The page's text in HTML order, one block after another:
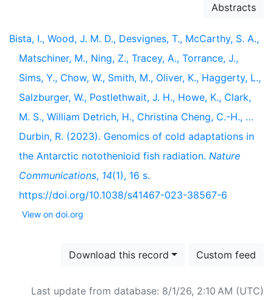
Abstracts
Bista, I., Wood, J. M. D., Desvignes, T., McCarthy, S. A.,
Matschiner, M., Ning, Z., Tracey, A., Torrance, J.,
Sims, Y., Chow, W., Smith, M., Oliver, K., Haggerty, L.,
Salzburger, W., Postlethwait, J. H., Howe, K., Clark,
M. S., William Detrich, H., Christina Cheng, C.-H., …
Durbin, R. (2023). Genomics of cold adaptations in
the Antarctic notothenioid fish radiation. Nature
Communications, 14(1), 16 s.
https://doi.org/10.1038/s41467-023-38567-6
View on doi.org
Download this record Custom feed
Last update from database: 8/1/26, 2:10 AM (UTC)